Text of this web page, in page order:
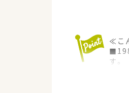
≪こ
す。